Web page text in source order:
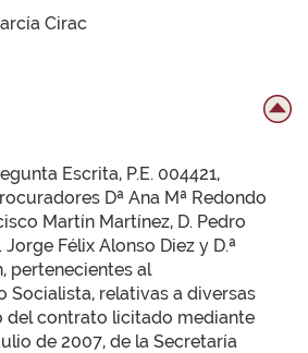
Cirac
Escrita, P.E. 004421,
Dª Ana Mª Redondo
Martín Martínez, D. Pedro
Jorge Félix Alonso Diez y D.ª
pertenecientes al
Socialista, relativas a diversas
del contrato licitado mediante
de 2007, de la Secretaría